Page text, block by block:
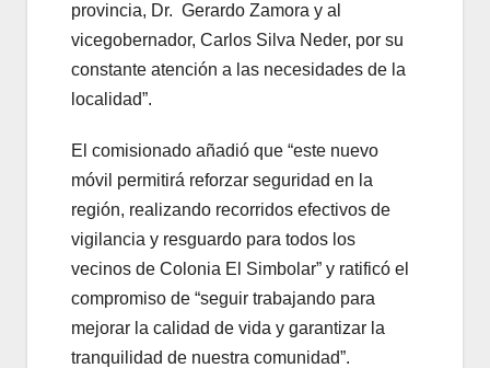
provincia, Dr. Gerardo Zamora y al
vicegobernador, Carlos Silva Neder, por su
constante atención a las necesidades de la
localidad”.
El comisionado añadió que “este nuevo
móvil permitirá reforzar seguridad en la
región, realizando recorridos efectivos de
vigilancia y resguardo para todos los
vecinos de Colonia El Simbolar” y ratificó el
compromiso de “seguir trabajando para
mejorar la calidad de vida y garantizar la
tranquilidad de nuestra comunidad”.